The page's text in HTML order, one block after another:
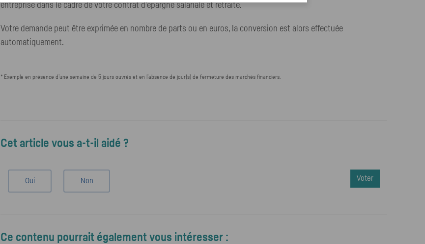
entreprise dans le cadre de votre contrat d’épargne salariale et retraite.
Votre demande peut être exprimée en nombre de parts ou en euros, la conversion est alors effectuée
automatiquement.
* Exemple en présence d’une semaine de 5 jours ouvrés et en l’absence de jour(s) de fermeture des marchés financiers.
Cet article vous a-t-il aidé ?
Oui Non Voter
Ce contenu pourrait également vous intéresser :